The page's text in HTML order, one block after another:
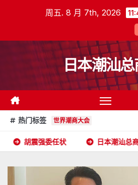
周五. 8 月 7th, 2026
日本潮汕
热门标签 世界潮商大会
日本潮汕总商会开放申请